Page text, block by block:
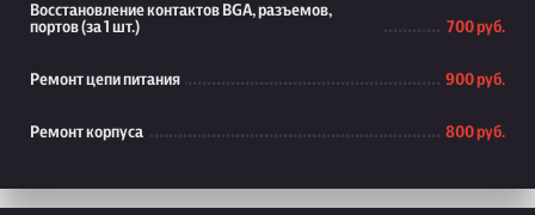
Восстановление контактов BGA, разъемов,
портов (за 1 шт.)
700 руб.
Ремонт цепи питания 900 руб.
Ремонт корпуса 800 руб.